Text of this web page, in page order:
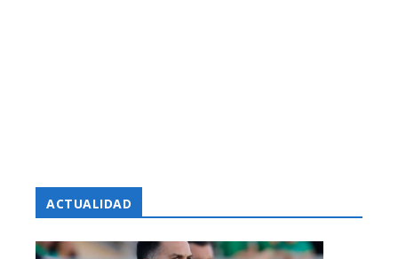
ACTUALIDAD